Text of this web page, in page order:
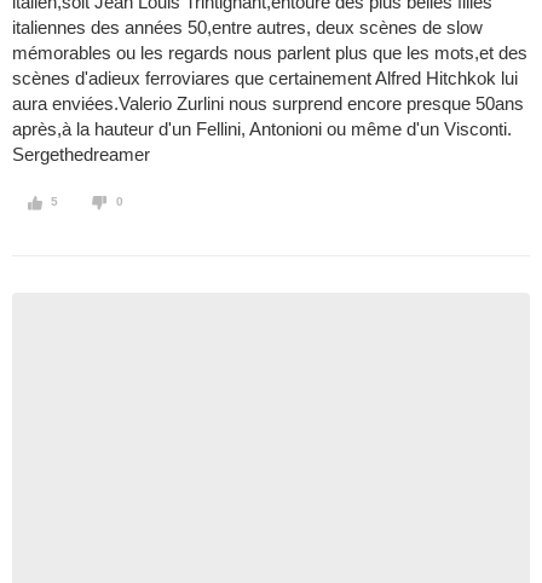
italiennes des années 50,entre autres, deux scènes de slow
mémorables ou les regards nous parlent plus que les mots,et des
scènes d'adieux ferroviares que certainement Alfred Hitchkok lui
aura enviées.Valerio Zurlini nous surprend encore presque 50ans
après,à la hauteur d'un Fellini, Antonioni ou même d'un Visconti.
Sergethedreamer
5 0